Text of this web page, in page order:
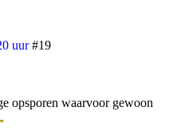
uur #19
opsporen waarvoor gewoon